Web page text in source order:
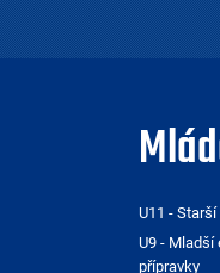
U11 -
U9 - Mladší
přípravky